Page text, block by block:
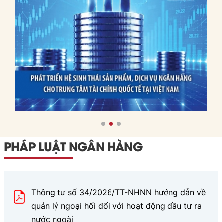
Nambài học và hàm ý chính
sách cho Việt Nam.
PHÁP LUẬT NGÂN HÀNG
Thông tư số 34/2026/TT-NHNN hướng dẫn về
quản lý ngoại hối đối với hoạt động đầu tư ra
nước ngoài